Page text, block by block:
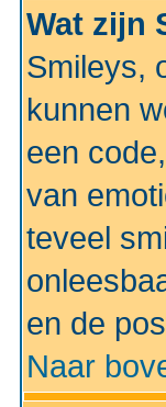
Wat zijn
Smileys,
kunnen
een
van
teveel
en de
Naar